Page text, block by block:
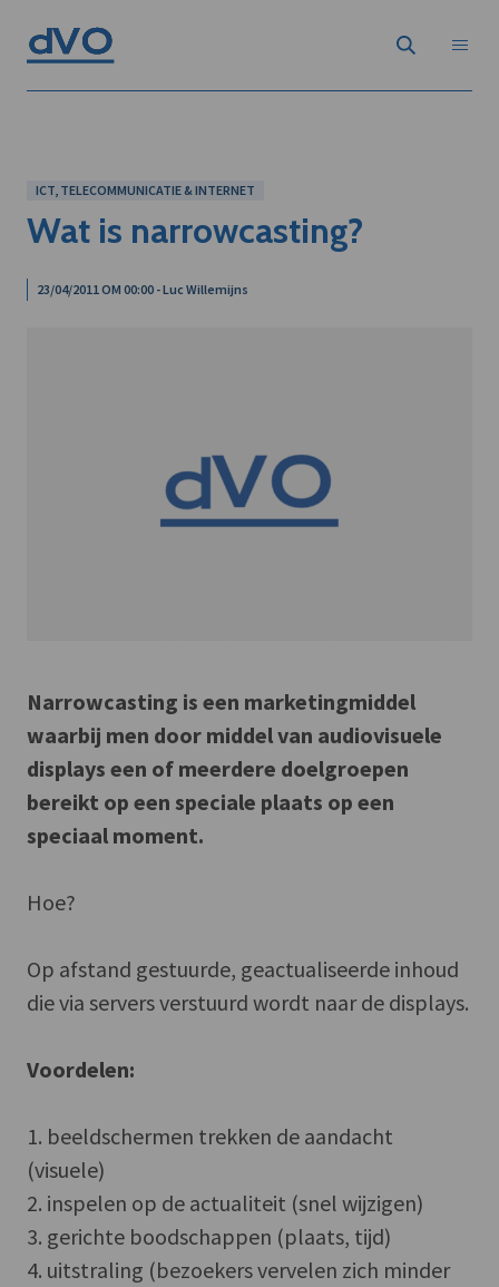
ICT, TELECOMMUNICATIE & INTERNET
Wat is narrowcasting?
23/04/2011 OM 00:00 - Luc Willemijns
Narrowcasting is een marketingmiddel
waarbij men door middel van audiovisuele
displays een of meerdere doelgroepen
bereikt op een speciale plaats op een
speciaal moment.
Hoe?
Op afstand gestuurde, geactualiseerde inhoud
die via servers verstuurd wordt naar de displays.
Voordelen:
1. beeldschermen trekken de aandacht
(visuele)
2. inspelen op de actualiteit (snel wijzigen)
3. gerichte boodschappen (plaats, tijd)
4. uitstraling (bezoekers vervelen zich minder